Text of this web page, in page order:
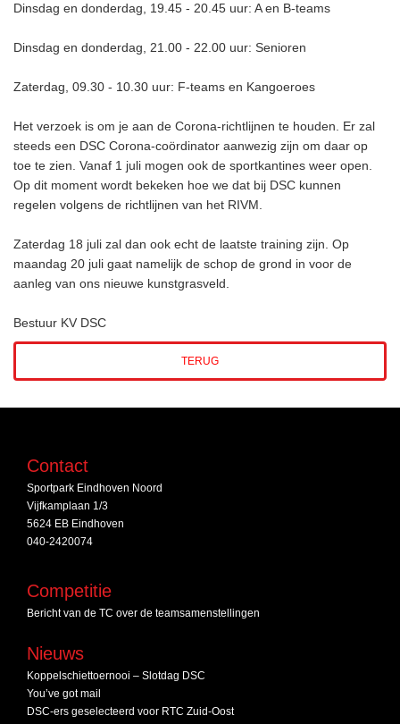
Dinsdag en donderdag, 19.45 - 20.45 uur: A en B-teams
Dinsdag en donderdag, 21.00 - 22.00 uur: Senioren
Zaterdag, 09.30 - 10.30 uur: F-teams en Kangoeroes
Het verzoek is om je aan de Corona-richtlijnen te houden. Er zal
steeds een DSC Corona-coördinator aanwezig zijn om daar op
toe te zien. Vanaf 1 juli mogen ook de sportkantines weer open.
Op dit moment wordt bekeken hoe we dat bij DSC kunnen
regelen volgens de richtlijnen van het RIVM.
Zaterdag 18 juli zal dan ook echt de laatste training zijn. Op
maandag 20 juli gaat namelijk de schop de grond in voor de
aanleg van ons nieuwe kunstgrasveld.
Bestuur KV DSC
TERUG
Contact
Sportpark Eindhoven Noord
Vijfkamplaan 1/3
5624 EB Eindhoven
040-2420074
Competitie
Bericht van de TC over de teamsamenstellingen
Nieuws
Koppelschiettoernooi – Slotdag DSC
You’ve got mail
DSC‑ers geselecteerd voor RTC Zuid‑Oost